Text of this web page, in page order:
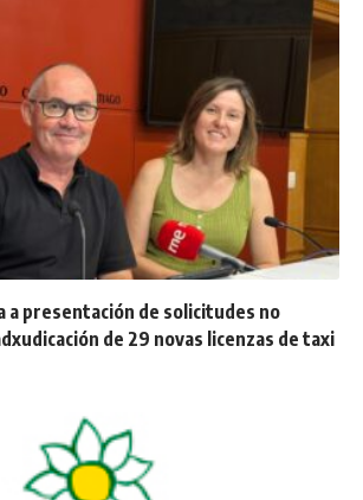
a presentación de solicitudes no
de 29 novas licenzas de taxi